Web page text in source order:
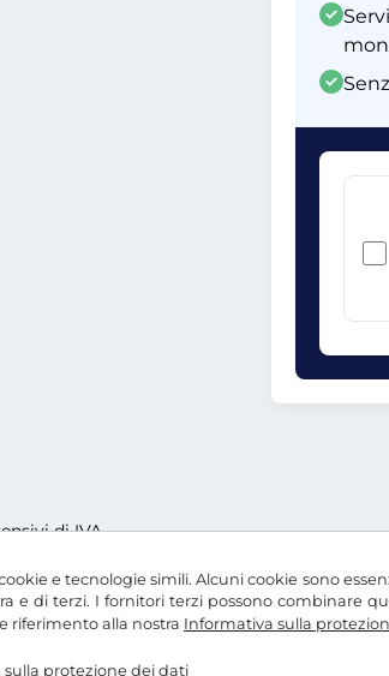
e tecnologie simili. Alcuni cookie sono
e di terzi. I fornitori terzi possono combinare
riferimento alla nostra Informativa sulla
protezione dei dati
di IVA